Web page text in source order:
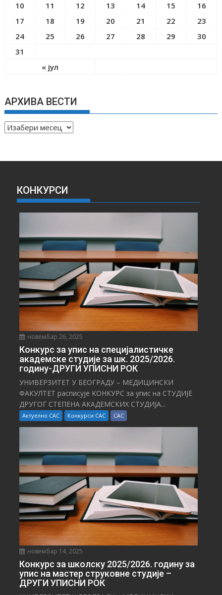
« јул
10
11 12 13 14 15
16
17
18 19 20 21 22
23
24
25 26 27 28 29
30
31
АРХИВА ВЕСТИ
А
И
КОНКУРСИ
новембар 26, 2025
Конкурс за упис на специјалистичке
академске студије за шк. 2025/2026.
годину-ДРУГИ УПИСНИ РОК
УНИВЕРЗИТЕТ У БЕОГРАДУ – МЕДИЦИНСКИ
ФАКУЛТЕТ расписује КОНКУРС за упис на СТУДИЈЕ
ДРУГОГ СТЕПЕНА АКАДЕМСКИХ СТУДИЈА...
Актуелно САС Конкурси САС САС
новембар 14, 2025
Конкурс за школску 2025/⁠2026. годину за
упис на мастер струковне студије –
ДРУГИ УПИСНИ РОК